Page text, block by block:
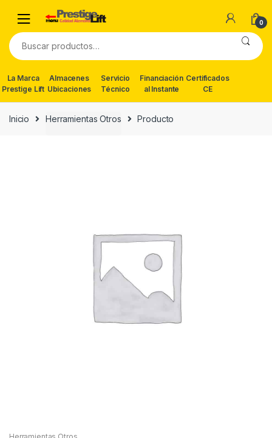
navigation
content
0
Buscar
por:
La Marca
Prestige Lift
Almacenes
Ubicaciones
Servicio
Técnico
Financiación
al Instante
Certificados
CE
Inicio Herramientas Otros Producto